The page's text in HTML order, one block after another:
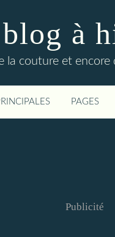
à
la couture et
PAGES
Publicité